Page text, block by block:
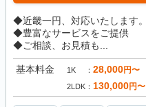
◆近畿一円、対応いたします。
◆豊富なサービスをご提供
◆ご相談、お見積も...
基本料金 1K 28,000円〜
2LDK 130,000円〜